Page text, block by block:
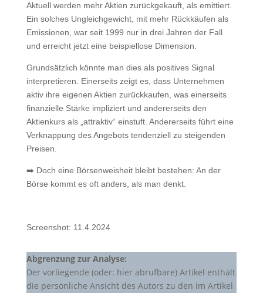
Aktuell werden mehr Aktien zurückgekauft, als emittiert.
Ein solches Ungleichgewicht, mit mehr Rückkäufen als
Emissionen, war seit 1999 nur in drei Jahren der Fall
und erreicht jetzt eine beispiellose Dimension.
Grundsätzlich könnte man dies als positives Signal
interpretieren. Einerseits zeigt es, dass Unternehmen
aktiv ihre eigenen Aktien zurückkaufen, was einerseits
finanzielle Stärke impliziert und andererseits den
Aktienkurs als „attraktiv“ einstuft. Andererseits führt eine
Verknappung des Angebots tendenziell zu steigenden
Preisen.
➡️ Doch eine Börsenweisheit bleibt bestehen: An der
Börse kommt es oft anders, als man denkt.
Screenshot: 11.4.2024
Abgrenzung zur Analyse:
Der vorliegende (oder: hier abrufbare) Artikel enthält
die persönliche Ansicht des Autors zu den im Artikel